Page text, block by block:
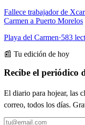
Fallece trabajador de
Carmen a Puerto Morelos
Playa del Carmen·583
📰 Tu edición de hoy
Recibe el periódico
El diario para hojear, las
correo, todos los días.